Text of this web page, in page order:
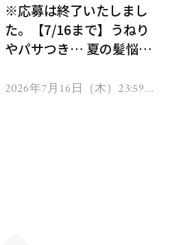
※応募は終了いたしまし
た。【7/16まで】うねり
やパサつき… 夏の髪悩み
ムを13名様にプレゼン
2026年7月16日（木）23:59ま